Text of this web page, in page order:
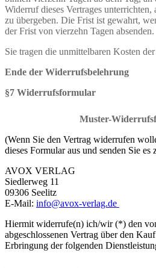
Widerruf dieses Vertrages unterrichten,
zu übergeben. Die Frist ist gewahrt,
der Frist von vierzehn Tagen absenden.
Sie tragen die unmittelbaren Kosten
Ende der Widerrufsbelehrung
§7 Widerrufsformular
Muster-
(Wenn Sie den Vertrag widerrufen
dieses Formular aus und senden Sie es
AVOX VERLAG
Siedlerweg 11
09306 Seelitz
E-Mail: info@avox-verlag.de
Hiermit widerrufe(n) ich/wir (*) den
abgeschlossenen Vertrag über den
Erbringung der folgenden